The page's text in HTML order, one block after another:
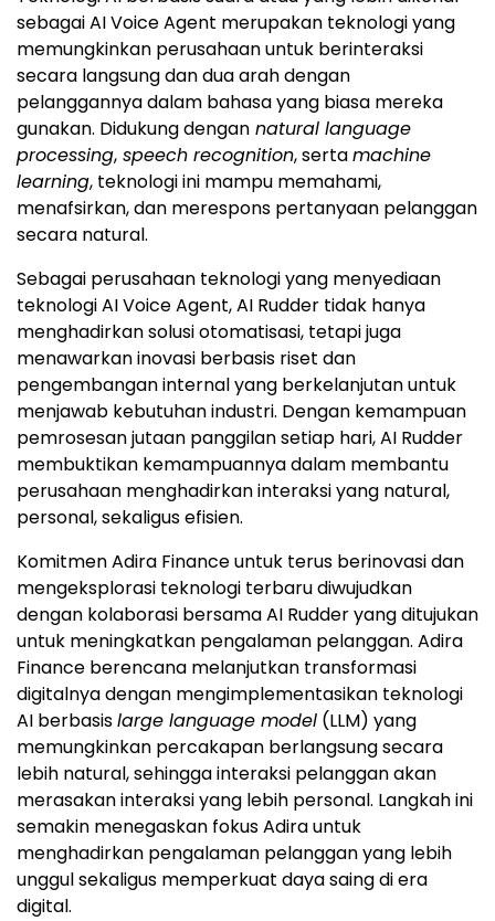
sebagai AI Voice Agent merupakan teknologi yang
memungkinkan perusahaan untuk berinteraksi
secara langsung dan dua arah dengan
pelanggannya dalam bahasa yang biasa mereka
gunakan. Didukung dengan natural language
processing, speech recognition, sertamachine
learning, teknologi ini mampu memahami,
menafsirkan, dan merespons pertanyaan pelanggan
secara natural.
Sebagai perusahaan teknologi yang menyediaan
teknologi AI Voice Agent, AI Rudder tidak hanya
menghadirkan solusi otomatisasi, tetapi juga
menawarkan inovasi berbasis riset dan
pengembangan internal yang berkelanjutan untuk
menjawab kebutuhan industri. Dengan kemampuan
pemrosesan jutaan panggilan setiap hari, AI Rudder
membuktikan kemampuannya dalam membantu
perusahaan menghadirkan interaksi yang natural,
personal, sekaligus efisien.
Komitmen Adira Finance untuk terus berinovasi dan
mengeksplorasi teknologi terbaru diwujudkan
dengan kolaborasi bersama AI Rudder yang ditujukan
untuk meningkatkan pengalaman pelanggan. Adira
Finance berencana melanjutkan transformasi
digitalnya dengan mengimplementasikan teknologi
AI berbasislarge language model (LLM) yang
memungkinkan percakapan berlangsung secara
lebih natural, sehingga interaksi pelanggan akan
merasakan interaksi yang lebih personal. Langkah ini
semakin menegaskan fokus Adira untuk
menghadirkan pengalaman pelanggan yang lebih
unggul sekaligus memperkuat daya saing di era
digital.